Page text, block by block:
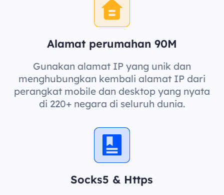
Alamat perumahan 90M
Gunakan alamat IP yang unik dan
menghubungkan kembali alamat IP dari
perangkat mobile dan desktop yang nyata
di 220+ negara di seluruh dunia.
Socks5 & Https